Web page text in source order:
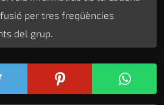
per tres freqüències
del grup.